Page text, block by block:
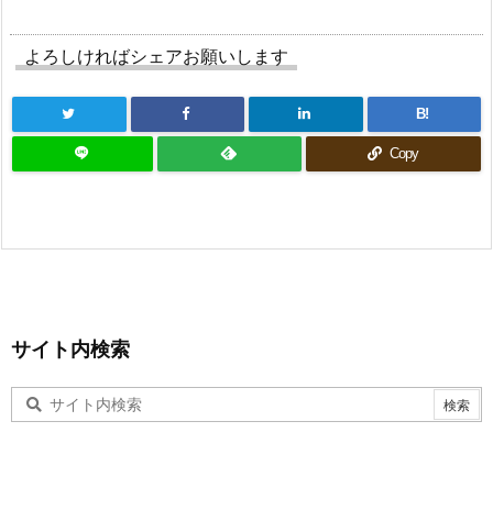
よろしければシェアお願いします
B!
Copy
サイト内検索